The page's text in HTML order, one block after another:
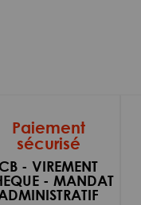
Paiement
sécurisé
CB - VIREMENT
- MANDAT